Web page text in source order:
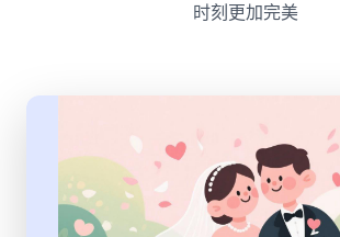
时刻更加完美